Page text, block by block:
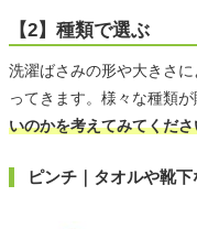
【2】種類で選ぶ
洗濯ばさみの形や大きさ
ってきます。様々な種類が
いのかを考えてみてくださ
ピンチ｜タオルや靴